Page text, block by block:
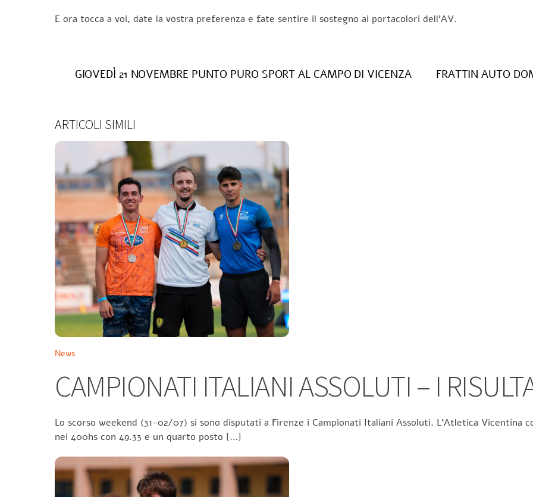
E ora tocca a voi, date la vostra preferenza e fate sentire il sostegno ai portacolori dell’AV.
GIOVEDÌ 21 NOVEMBRE PUNTO PURO SPORT AL CAMPO DI VICENZA FRATTIN AUTO
ARTICOLI SIMILI
News
CAMPIONATI ITALIANI ASSOLUTI – I
Lo scorso weekend (31-02/07) si sono disputati a Firenze i Campionati Italiani Assoluti. L’Atletica Vicentina
nei 400hs con 49.33 e un quarto posto […]